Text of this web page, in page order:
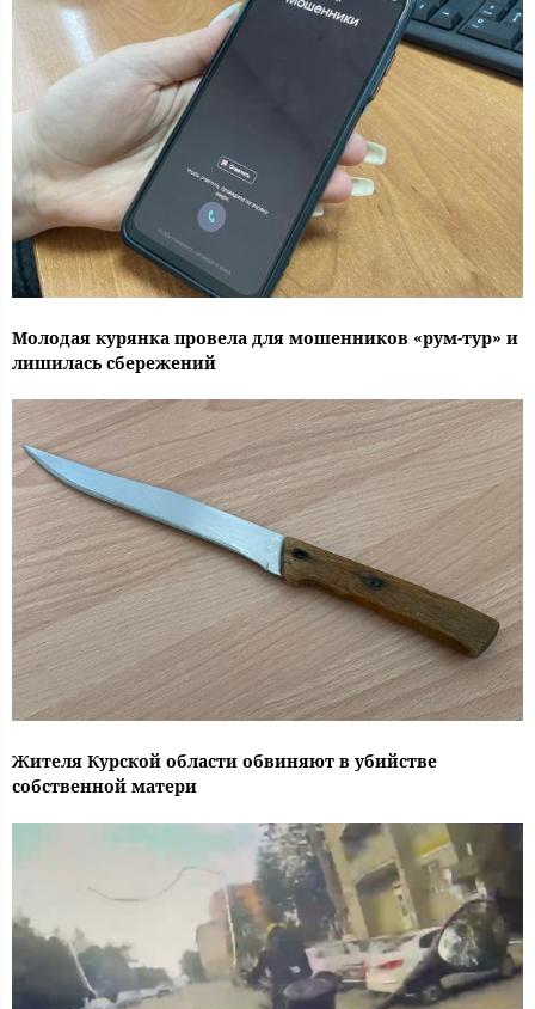
Молодая курянка провела для мошенников «рум-тур» и
лишилась сбережений
Жителя Курской области обвиняют в убийстве
собственной матери